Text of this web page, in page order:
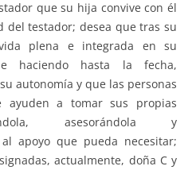
que su hija convive con él
del testador; desea que tras su
plena e integrada en su
haciendo hasta la fecha,
autonomía y que las personas
a tomar sus propias
asesorándola y
apoyo que pueda necesitar;
actualmente, doña C y